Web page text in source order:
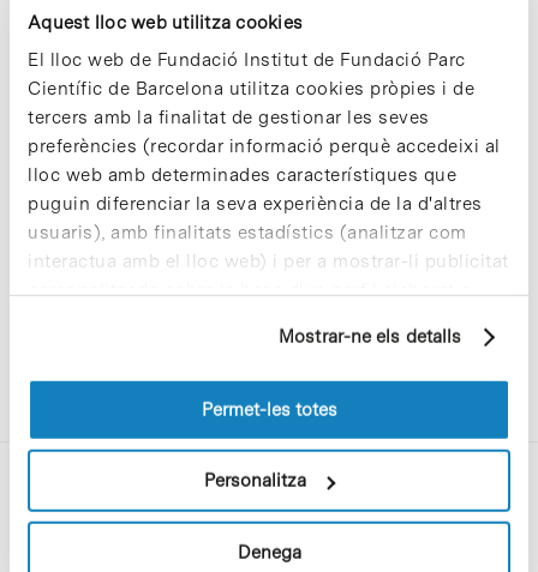
Aquest lloc web utilitza cookies
El lloc web de Fundació Institut de Fundació Parc
Científic de Barcelona utilitza cookies pròpies i de
tercers amb la finalitat de gestionar les seves
preferències (recordar informació perquè accedeixi al
lloc web amb determinades característiques que
puguin diferenciar la seva experiència de la d'altres
usuaris), amb finalitats estadístics (analitzar com
interactua amb el lloc web) i per a mostrar-li publicitat
personalitzada sobre la base d'un perfil elaborat a
pàgines visitades). Per a obtenir més informació sobre
les cookies pot consultar laPolítica de cookiesdel
Mostrar-ne els detalls
Permet-les totes
Personalitza
Denega
Sorry, no results were found.
Please try again with different keywords.